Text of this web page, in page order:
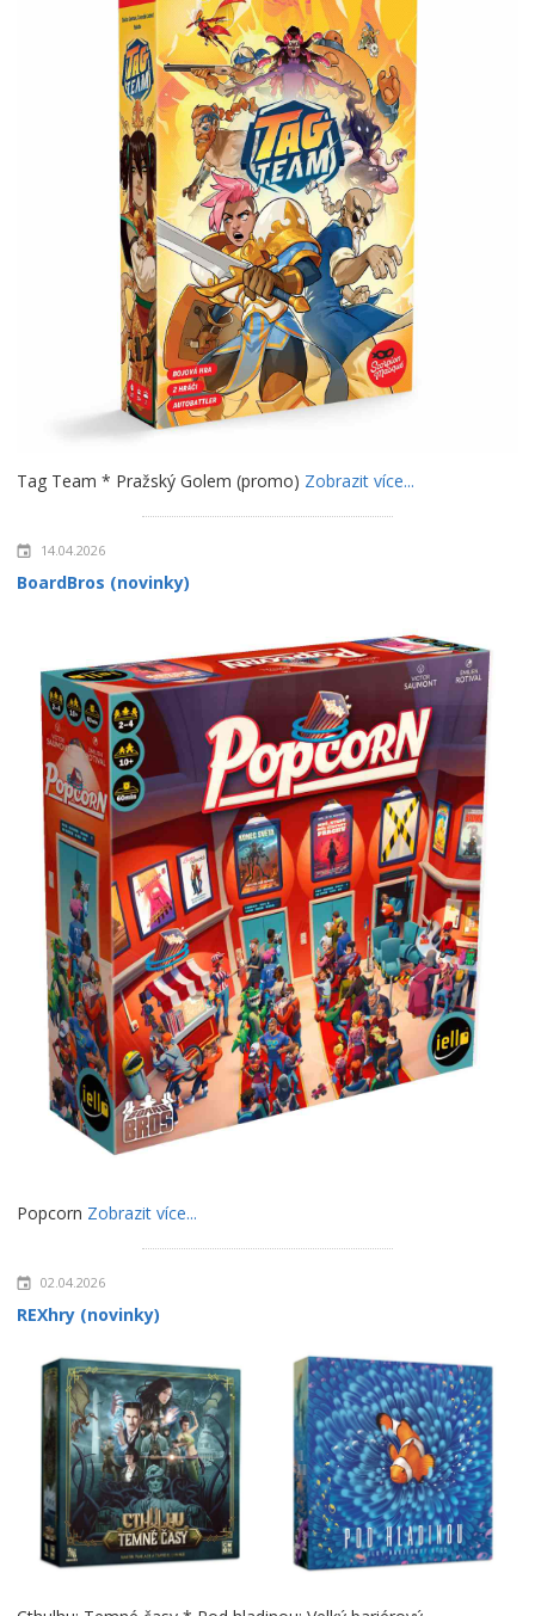
Tag Team * Pražský Golem (promo) Zobrazit více...
14.04.2026
BoardBros (novinky)
Popcorn Zobrazit více...
02.04.2026
REXhry (novinky)